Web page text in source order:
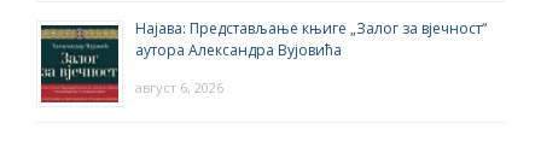
Најава: Представљање књиге „Залог за вјечност“
аутора Александра Вујовића
август 6, 2026